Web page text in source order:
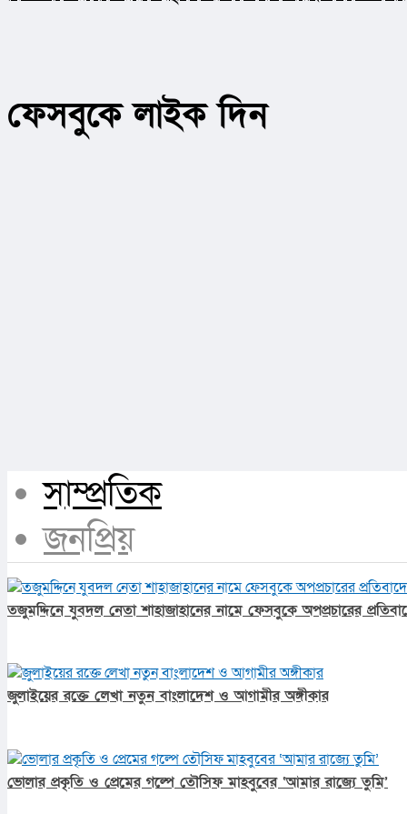
ফেসবুকে লাইক দিন
সাম্প্রতিক
জনপ্রিয়
তজুমদ্দিনে যুবদল নেতা শাহাজাহানের নামে ফেসবুকে অপপ্রচারের
জুলাইয়ের রক্তে লেখা নতুন বাংলাদেশ ও আগামীর অঙ্গীকার​
ভোলার প্রকৃতি ও প্রেমের গল্পে তৌসিফ মাহবুবের ‘আমার রাজ্যে তুমি’